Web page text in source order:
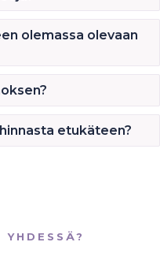
olemassa olevaan
etukäteen?